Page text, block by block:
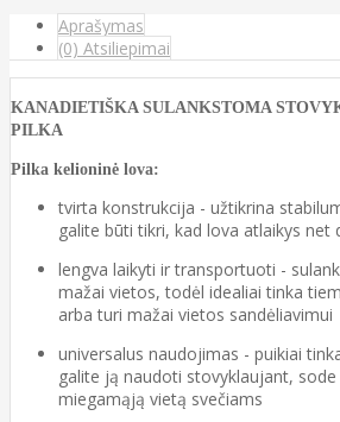
Aprašymas
(0) Atsiliepimai
KANADIETIŠKA SULANKSTOMA
PILKA
Pilka kelioninė lova:
tvirta konstrukcija - užtikrina
galite būti tikri, kad lova atlaikys net
lengva laikyti ir transportuoti -
mažai vietos, todėl idealiai tinka
arba turi mažai vietos sandėliavimui
universalus naudojimas - puikiai
galite ją naudoti stovyklaujant,
miegamąją vietą svečiams